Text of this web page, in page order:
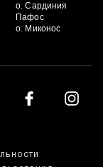
о. Сардиния
Пафос
о. Миконос